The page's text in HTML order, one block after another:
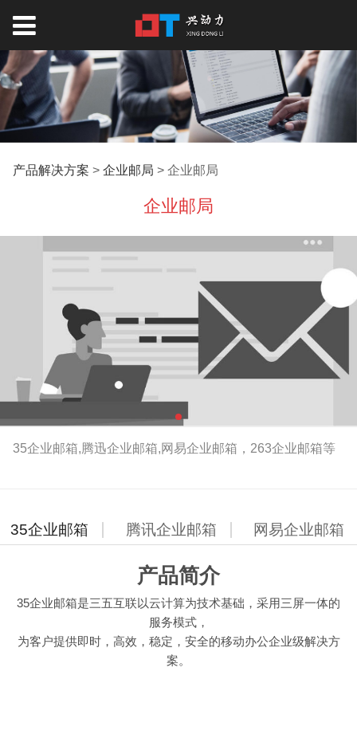
企业邮局
产品解决方案 > 企业邮局 > 企业邮局
企业邮局
35企业邮箱,腾迅企业邮箱,网易企业邮箱，263企业邮箱等
35企业邮箱 腾讯企业邮箱 网易企业邮箱
产品简介
35企业邮箱是三五互联以云计算为技术基础，采用三屏一体的
服务模式，
为客户提供即时，高效，稳定，安全的移动办公企业级解决方
案。